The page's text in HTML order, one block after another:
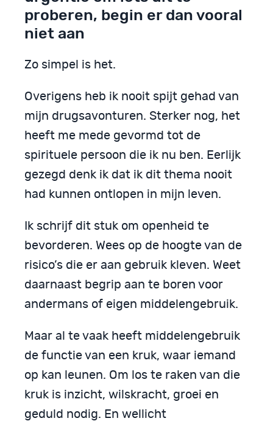
proberen, begin er dan vooral
niet aan
Zo simpel is het.
Overigens heb ik nooit spijt gehad van
mijn drugsavonturen. Sterker nog, het
heeft me mede gevormd tot de
spirituele persoon die ik nu ben. Eerlijk
gezegd denk ik dat ik dit thema nooit
had kunnen ontlopen in mijn leven.
Ik schrijf dit stuk om openheid te
bevorderen. Wees op de hoogte van de
risico’s die er aan gebruik kleven. Weet
daarnaast begrip aan te boren voor
andermans of eigen middelengebruik.
Maar al te vaak heeft middelengebruik
de functie van een kruk, waar iemand
op kan leunen. Om los te raken van die
kruk is inzicht, wilskracht, groei en
geduld nodig. En wellicht